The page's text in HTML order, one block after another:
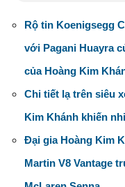
Rộ tin Koenigsegg
với Pagani Huayra
của Hoàng Kim
Chi tiết lạ trên siêu
Kim Khánh khiến
Đại gia Hoàng Kim
Martin V8 Vantage